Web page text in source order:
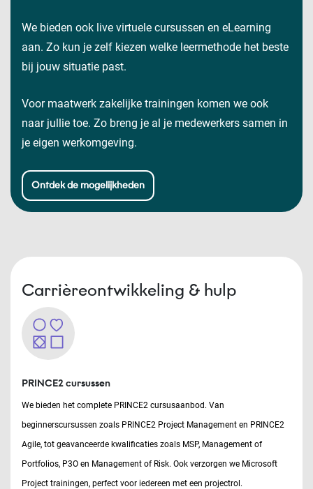
We bieden ook live virtuele cursussen en eLearning
aan. Zo kun je zelf kiezen welke leermethode het beste
bij jouw situatie past.
Voor maatwerk zakelijke trainingen komen we ook
naar jullie toe. Zo breng je al je medewerkers samen in
je eigen werkomgeving.
Ontdek de mogelijkheden
Carrièreontwikkeling & hulp
PRINCE2 cursussen
We bieden het complete PRINCE2 cursusaanbod. Van
beginnerscursussen zoals PRINCE2 Project Management en PRINCE2
Agile, tot geavanceerde kwalificaties zoals MSP, Management of
Portfolios, P3O en Management of Risk. Ook verzorgen we Microsoft
Project trainingen, perfect voor iedereen met een projectrol.